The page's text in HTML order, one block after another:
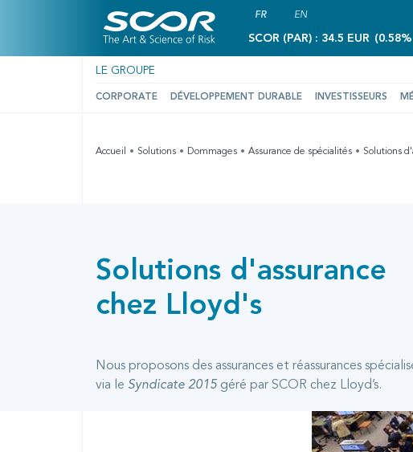
FR EN
SCOR (PAR) : 34.5 EUR (
LE GROUPE
CORPORATE DÉVELOPPEMENT DURABLE INVESTISSEURS
Accueil Solutions Dommages Assurance de spécialités Solutions
Solutions d'assurance
chez Lloyd's
Nous proposons des assurances et réassurances
via le Syndicate 2015 géré par SCOR chez Lloyd’s.